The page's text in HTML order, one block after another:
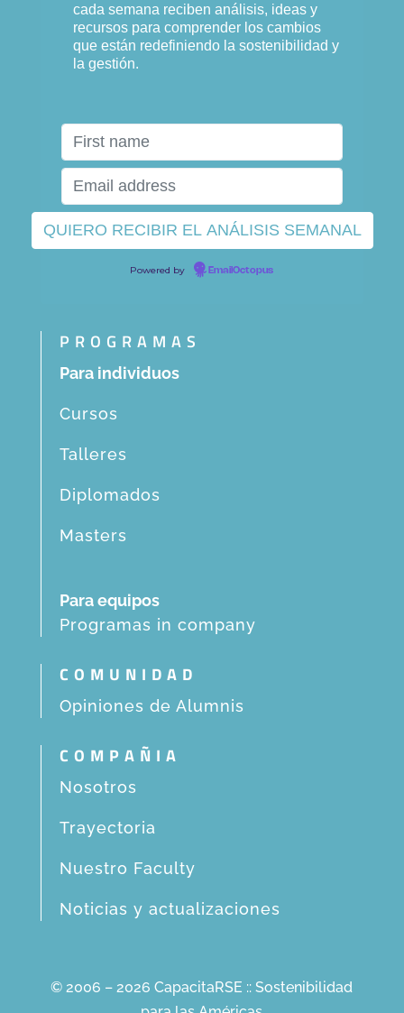
cada semana reciben análisis, ideas y
recursos para comprender los cambios
que están redefiniendo la sostenibilidad y
la gestión.
Powered by EmailOctopus
PROGRAMAS
Para individuos
Cursos
Talleres
Diplomados
Masters
Para equipos
Programas in company
COMUNIDAD
Opiniones de Alumnis
COMPAÑIA
Nosotros
Trayectoria
Nuestro Faculty
Noticias y actualizaciones
© 2006 – 2026 CapacitaRSE :: Sostenibilidad